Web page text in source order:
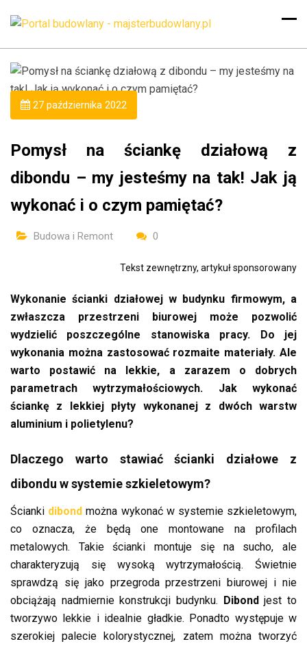
27 października 2022
Pomysł na ściankę działową z
dibondu – my jesteśmy na tak! Jak ją
wykonać i o czym pamiętać?
Budowa i Remont 0
Tekst zewnętrzny, artykuł sponsorowany
Wykonanie ścianki działowej w budynku firmowym, a
zwłaszcza przestrzeni biurowej może pozwolić
wydzielić poszczególne stanowiska pracy. Do jej
wykonania można zastosować rozmaite materiały. Ale
warto postawić na lekkie, a zarazem o dobrych
parametrach wytrzymałościowych. Jak wykonać
ściankę z lekkiej płyty wykonanej z dwóch warstw
aluminium i polietylenu?
Dlaczego warto stawiać ścianki działowe z
dibondu w systemie szkieletowym?
Ścianki dibond można wykonać w systemie szkieletowym,
co oznacza, że będą one montowane na profilach
metalowych. Takie ścianki montuje się na sucho, ale
charakteryzują się wysoką wytrzymałością. Świetnie
sprawdzą się jako przegroda przestrzeni biurowej i nie
obciążają nadmiernie konstrukcji budynku. Dibondjest to
tworzywo lekkie i idealnie gładkie. Ponadto występuje w
szerokiej palecie kolorystycznej, zatem można tworzyć